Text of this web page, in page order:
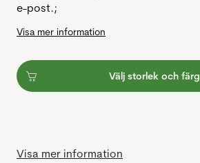
e-post.;
Visa mer information
Välj storlek och färg
Visa mer information